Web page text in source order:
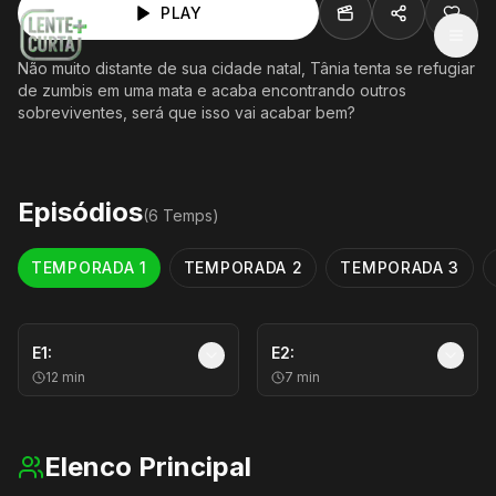
PLAY
Não muito distante de sua cidade natal, Tânia tenta se refugiar
de zumbis em uma mata e acaba encontrando outros
sobreviventes, será que isso vai acabar bem?
Episódios(6 Temps)
TEMPORADA 1 TEMPORADA 2 TEMPORADA3
E1:
12 min
E2:
7 min
Elenco Principal